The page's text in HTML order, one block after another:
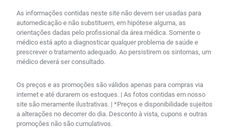
As informações contidas neste site não devem ser usadas para
automedicação e não substituem, em hipótese alguma, as
orientações dadas pelo profissional da área médica. Somente o
médico está apto a diagnosticar qualquer problema de saúde e
prescrever o tratamento adequado. Ao persistirem os sintomas, um
médico deverá ser consultado.
Os preços e as promoções são válidos apenas para compras via
internet e até durarem os estoques. | As fotos contidas em nosso
site são meramente ilustrativas. | *Preços e disponibilidade sujeitos
a alterações no decorrer do dia. Desconto à vista, cupons e outras
promoções não são cumulativos.